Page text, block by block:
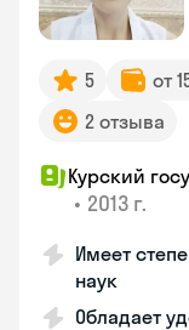
5 от
2 отзыва
Курский
• 2013 г.
Имеет
наук
Обладает